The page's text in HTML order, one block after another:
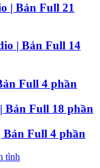
| Bản Full 21
| Bản Full 14
Full 4 phần
Bản Full 18 phần
Bản Full 4 phần
tình